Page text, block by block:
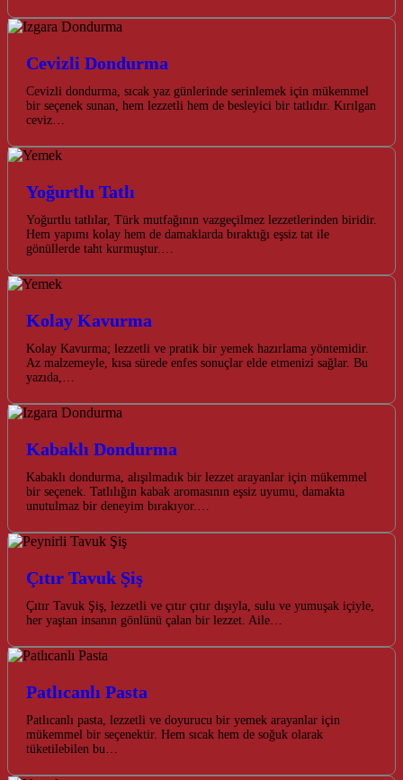
Cevizli Dondurma
Cevizli dondurma, sıcak yaz günlerinde serinlemek için mükemmel
bir seçenek sunan, hem lezzetli hem de besleyici bir tatlıdır. Kırılgan
ceviz…
Yoğurtlu Tatlı
Yoğurtlu tatlılar, Türk mutfağının vazgeçilmez lezzetlerinden biridir.
Hem yapımı kolay hem de damaklarda bıraktığı eşsiz tat ile
gönüllerde taht kurmuştur.…
Kolay Kavurma
Kolay Kavurma; lezzetli ve pratik bir yemek hazırlama yöntemidir.
Az malzemeyle, kısa sürede enfes sonuçlar elde etmenizi sağlar. Bu
yazıda,…
Kabaklı Dondurma
Kabaklı dondurma, alışılmadık bir lezzet arayanlar için mükemmel
bir seçenek. Tatlılığın kabak aromasının eşsiz uyumu, damakta
unutulmaz bir deneyim bırakıyor.…
Çıtır Tavuk Şiş
Çıtır Tavuk Şiş, lezzetli ve çıtır çıtır dışıyla, sulu ve yumuşak içiyle,
her yaştan insanın gönlünü çalan bir lezzet. Aile…
Patlıcanlı Pasta
Patlıcanlı pasta, lezzetli ve doyurucu bir yemek arayanlar için
mükemmel bir seçenektir. Hem sıcak hem de soğuk olarak
tüketilebilen bu…